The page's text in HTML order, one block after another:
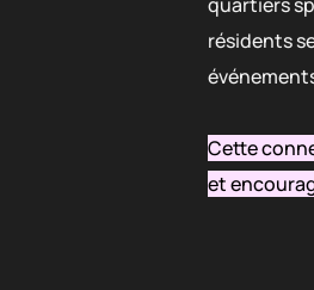
résidents
Cette
et